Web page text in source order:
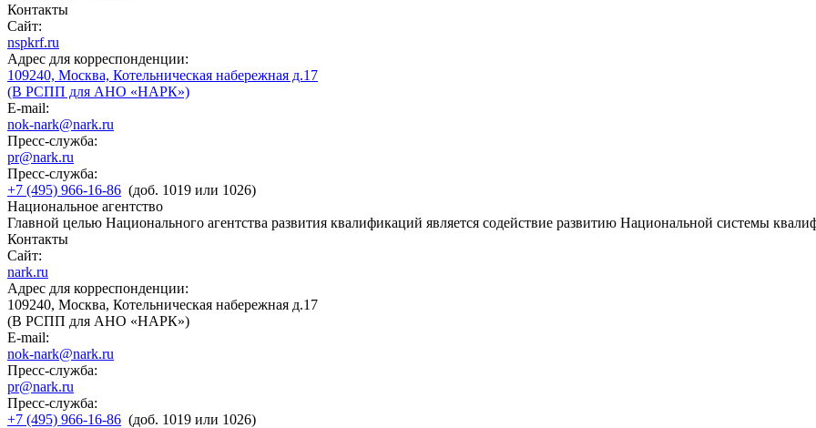
Контакты
Сайт:
nspkrf.ru
Адрес для корреспонденции:
109240, Москва, Котельническая набережная д.17
(В РСПП для АНО «НАРК»)
E-mail:
nok-nark@nark.ru
Пресс-служба:
pr@nark.ru
Пресс-служба:
+7 (495) 966-16-86 (доб. 1019 или 1026)
Национальное агентство
Главной целью Национального агентства развития квалификаций является содействие развитию Национальной системы
Контакты
Сайт:
nark.ru
Адрес для корреспонденции:
109240, Москва, Котельническая набережная д.17
(В РСПП для АНО «НАРК»)
E-mail:
nok-nark@nark.ru
Пресс-служба:
pr@nark.ru
Пресс-служба:
+7 (495) 966-16-86 (доб. 1019 или 1026)